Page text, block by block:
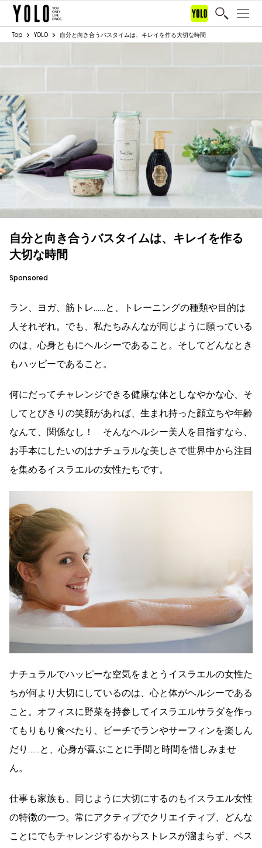
Top YOLO 自分と向き合うバスタイムは、キレイを作る大切な時間
自分と向き合うバスタイムは、キレイを作る
大切な時間
Sponsored
ラン、ヨガ、筋トレ……と、トレーニングの種類や目的は
人それぞれ。でも、私たちみんなが同じように願っている
のは、心身ともにヘルシーであること。そしてどんなとき
もハッピーであること。
何にだってチャレンジできる健康な体としなやかな心、そ
してとびきりの笑顔があれば、生まれ持った顔立ちや年齢
なんて、関係なし！ そんなヘルシー美人を目指すなら、
お手本にしたいのはナチュラルな美しさで世界中から注目
を集めるイスラエルの女性たちです。
ナチュラルでハッピーな空気をまとうイスラエルの女性た
ちが何より大切にしているのは、心と体がヘルシーである
こと。オフィスに野菜を持参してイスラエルサラダを作っ
てもりもり食べたり、ビーチでランやサーフィンを楽しん
だり……と、心身が喜ぶことに手間と時間を惜しみませ
ん。
仕事も家族も、同じように大切にするのもイスラエル女性
の特徴の一つ。常にアクティブでクリエイティブ、どんな
ことにでもチャレンジするからストレスが溜まらず、ベス